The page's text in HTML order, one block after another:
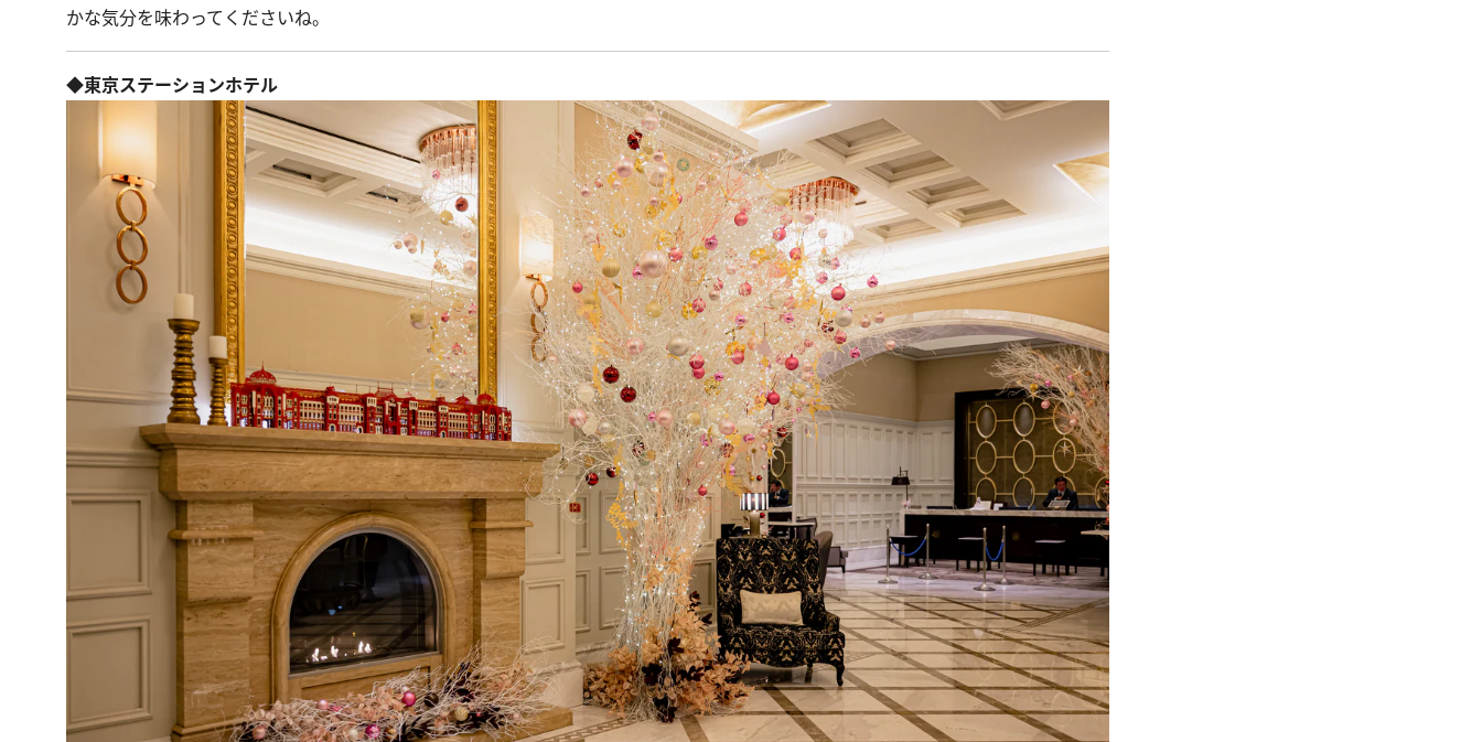
かな気分を味わってくださいね。
◆東京ステーションホテル